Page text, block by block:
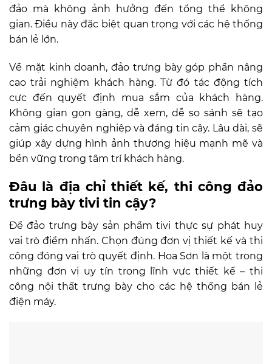
đảo mà không ảnh hưởng đến tổng thể không
gian. Điều này đặc biệt quan trọng với các hệ thống
bán lẻ lớn.
Về mặt kinh doanh, đảo trưng bày góp phần nâng
cao trải nghiệm khách hàng. Từ đó tác động tích
cực đến quyết định mua sắm của khách hàng.
Không gian gọn gàng, dễ xem, dễ so sánh sẽ tạo
cảm giác chuyên nghiệp và đáng tin cậy. Lâu dài, sẽ
giúp xây dựng hình ảnh thương hiệu mạnh mẽ và
bền vững trong tâm trí khách hàng.
Đâu là địa chỉ thiết kế, thi công đảo
trưng bày tivi tin cậy?
Để đảo trưng bày sản phẩm tivi thực sự phát huy
vai trò điểm nhấn. Chọn đúng đơn vị thiết kế và thi
công đóng vai trò quyết định. Hoa Sơn là một trong
những đơn vị uy tín trong lĩnh vực thiết kế – thi
công nội thất trưng bày cho các hệ thống bán lẻ
điện máy.